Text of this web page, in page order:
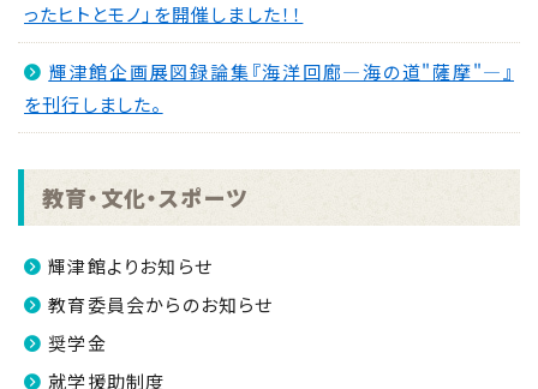
ったヒトとモノ」を開催しました！！
輝津館企画展図録論集『海洋回廊―海の道"薩摩"―』
を刊行しました。
教育・文化・スポーツ
輝津館よりお知らせ
教育委員会からのお知らせ
奨学金
就学援助制度